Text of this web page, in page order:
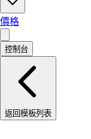
價格
控制台
返回模板列表